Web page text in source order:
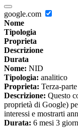
google.com
Nome
Tipologia
Proprieta
Descrizione
Durata
Nome: NID
Tipologia: analitico
Proprieta: Terza-parte
Descrizione: Questo
proprietà di Google)
interessi e mostrarti
Durata: 6 mesi 3